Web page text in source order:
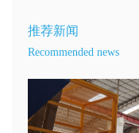
推荐新闻
Recommended news